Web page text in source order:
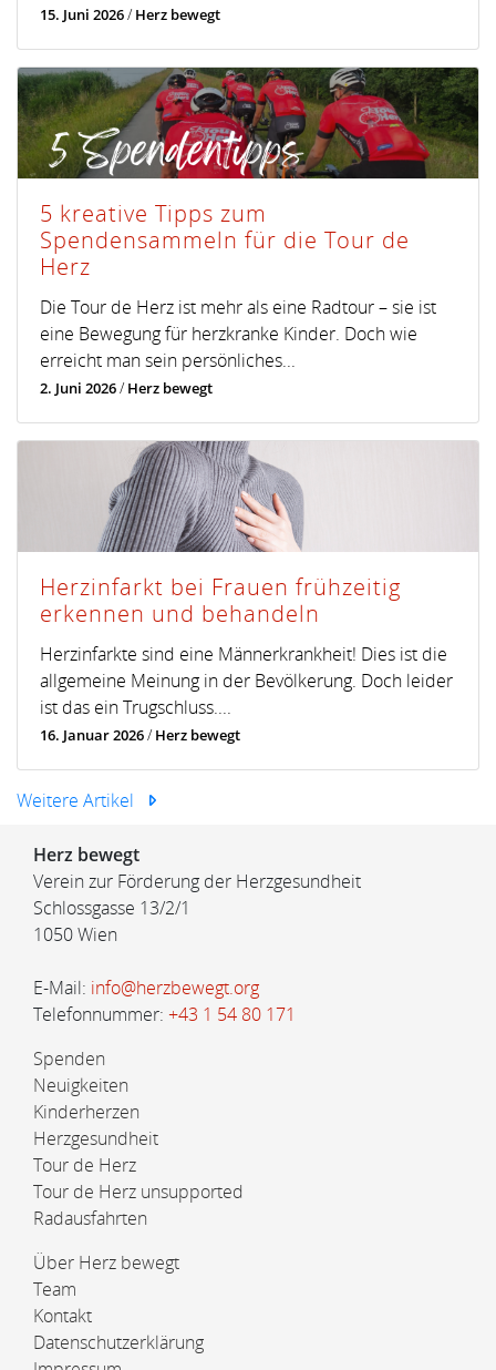
15. Juni 2026/Herz bewegt
5 kreative Tipps zum
Spendensammeln für die Tour de
Herz
Die Tour de Herz ist mehr als eine Radtour – sie ist
eine Bewegung für herzkranke Kinder. Doch wie
erreicht man sein persönliches...
2. Juni 2026/Herz bewegt
Herzinfarkt bei Frauen frühzeitig
erkennen und behandeln
Herzinfarkte sind eine Männerkrankheit! Dies ist die
allgemeine Meinung in der Bevölkerung. Doch leider
ist das ein Trugschluss....
16. Januar 2026/Herz bewegt
Weitere Artikel
Herz bewegt
Verein zur Förderung der Herzgesundheit
Schlossgasse 13/2/1
1050 Wien
E-Mail: info@herzbewegt.org
Telefonnummer: +43 1 54 80 171
Spenden
Neuigkeiten
Kinderherzen
Herzgesundheit
Tour de Herz
Tour de Herz unsupported
Radausfahrten
Über Herz bewegt
Team
Kontakt
Datenschutzerklärung